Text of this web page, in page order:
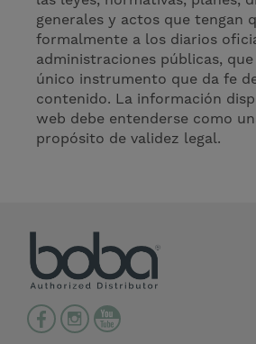
generales y actos que tengan
formalmente a los diarios
administraciones públicas,
único instrumento que da fe
contenido. La información
web debe entenderse como
propósito de validez legal.